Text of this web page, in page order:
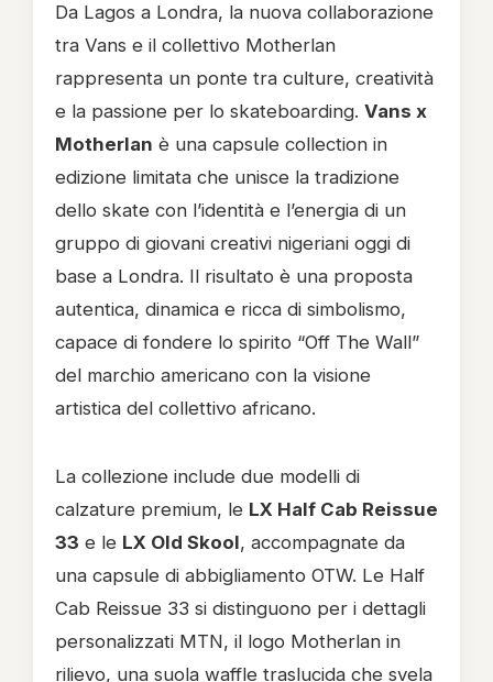
Da Lagos a Londra, la nuova collaborazione
tra Vans e il collettivo Motherlan
rappresenta un ponte tra culture, creatività
e la passione per lo skateboarding. Vans x
Motherlan è una capsule collection in
edizione limitata che unisce la tradizione
dello skate con l’identità e l’energia di un
gruppo di giovani creativi nigeriani oggi di
base a Londra. Il risultato è una proposta
autentica, dinamica e ricca di simbolismo,
capace di fondere lo spirito “Off The Wall”
del marchio americano con la visione
artistica del collettivo africano.
La collezione include due modelli di
calzature premium, le LX Half Cab Reissue
33 e le LX Old Skool, accompagnate da
una capsule di abbigliamento OTW. Le Half
Cab Reissue 33 si distinguono per i dettagli
personalizzati MTN, il logo Motherlan in
rilievo, una suola waffle traslucida che svela